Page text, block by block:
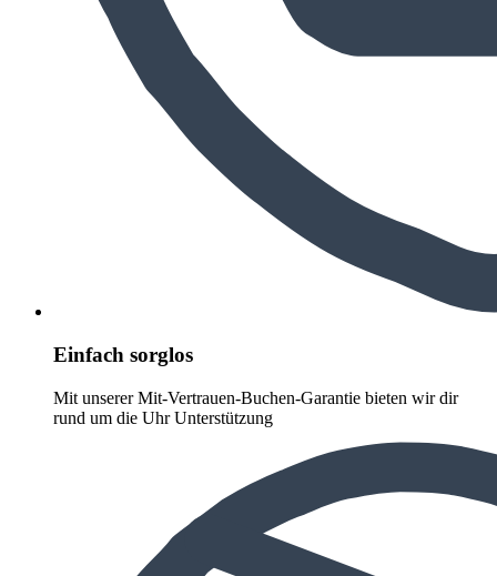
Einfach sorglos
Mit unserer Mit-Vertrauen-Buchen-Garantie bieten wir dir
rund um die Uhr Unterstützung